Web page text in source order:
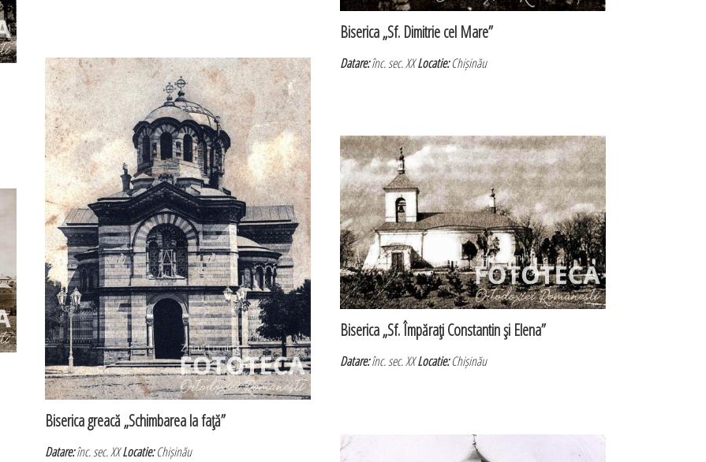
Biserica „Sf. Dimitrie cel Mare”
Datare:înc. sec. XXLocatie:Chișinău
Biserica greacă „Schimbarea la faţă”
Datare:înc. sec. XXLocatie:Chișinău
Biserica „Sf. Împăraţi Constantin şi Elena”
Datare:înc. sec. XXLocatie:Chișinău